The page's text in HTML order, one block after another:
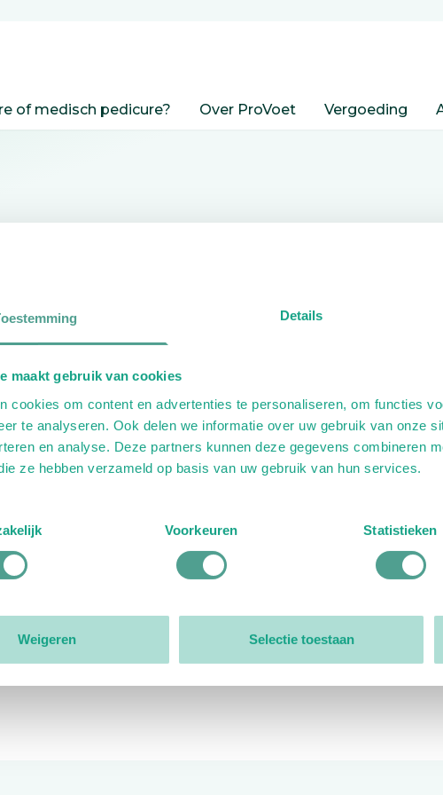
Details
maakt gebruik van cookies
cookies om content en advertenties te personaliseren, om functies
te analyseren. Ook delen we informatie over uw gebruik van onze
en analyse. Deze partners kunnen deze gegevens combineren
ze hebben verzameld op basis van uw gebruik van hun services.
Voorkeuren Statistieken
Weigeren Selectie toestaan
of medisch pedicure? Over ProVoet Vergoeding
andere pedicure.
Organisatie